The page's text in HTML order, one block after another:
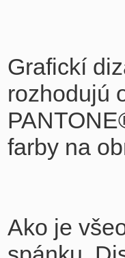
Grafickí
rozhodujú
farby na
Ako je